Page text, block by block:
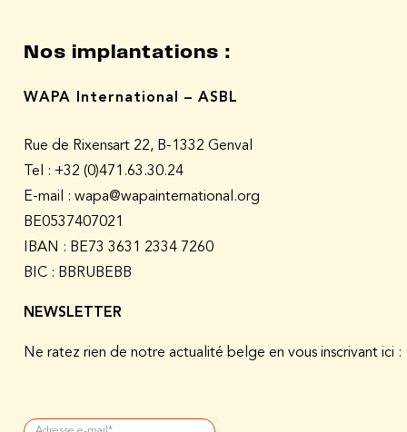
Nos implantations :
WAPA International – ASBL
Rue de Rixensart 22, B-1332 Genval
Tel : +32 (0)471.63.30.24
E-mail : wapa@wapainternational.org
BE0537407021
IBAN : BE73 3631 2334 7260
BIC : BBRUBEBB
NEWSLETTER
Ne ratez rien de notre actualité belge en vous inscrivant ici :